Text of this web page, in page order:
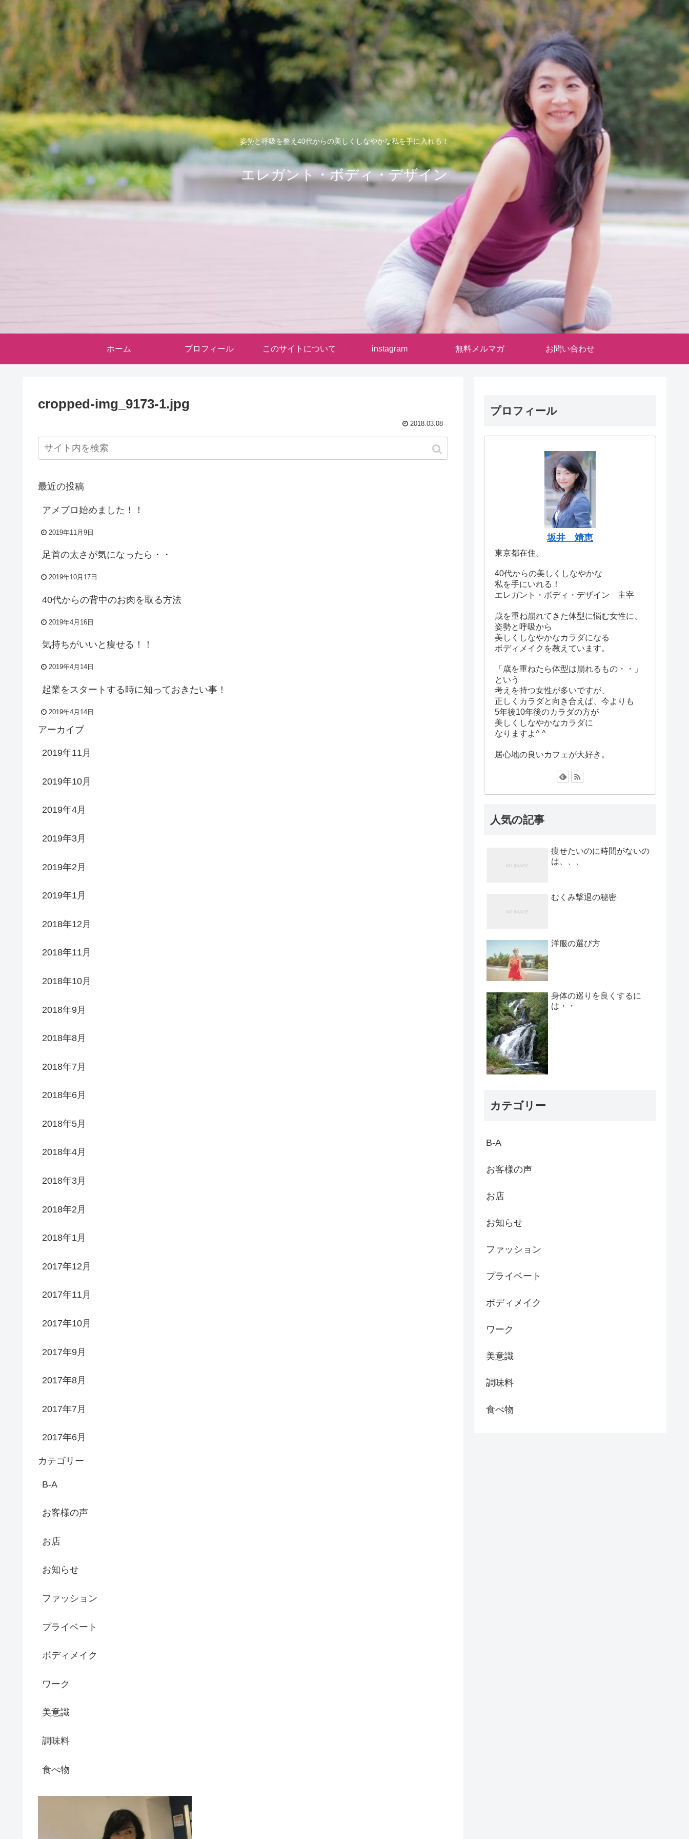
姿勢と呼吸を整え40代からの美しくしなやかな私を手に入れる！
エレガント・ボディ・デザイン
ホーム プロフィール このサイトについて instagram 無料メルマガ お問い合わせ
cropped-img_9173-1.jpg
2018.03.08
最近の投稿
アメブロ始めました！！
2019年11月9日
足首の太さが気になったら・・
2019年10月17日
40代からの背中のお肉を取る方法
2019年4月16日
気持ちがいいと痩せる！！
2019年4月14日
起業をスタートする時に知っておきたい事！
2019年4月14日
アーカイブ
2019年11月
2019年10月
2019年4月
2019年3月
2019年2月
2019年1月
2018年12月
2018年11月
2018年10月
2018年9月
2018年8月
2018年7月
2018年6月
2018年5月
2018年4月
2018年3月
2018年2月
2018年1月
2017年12月
2017年11月
2017年10月
2017年9月
2017年8月
2017年7月
2017年6月
カテゴリー
B-A
お客様の声
お店
お知らせ
ファッション
プライベート
ボディメイク
ワーク
美意識
調味料
食べ物
プロフィール
坂井 靖恵
東京都在住。
40代からの美しくしなやかな
私を手にいれる！
エレガント・ボディ・デザイン 主宰
歳を重ね崩れてきた体型に悩む女性に、
姿勢と呼吸から
美しくしなやかなカラダになる
ボディメイクを教えています。
「歳を重ねたら体型は崩れるもの・・」
という
考えを持つ女性が多いですが、
正しくカラダと向き合えば、今よりも
5年後10年後のカラダの方が
美しくしなやかなカラダに
なりますよ^ ^
居心地の良いカフェが大好き。
人気の記事
痩せたいのに時間がないの
は、、、
むくみ撃退の秘密
洋服の選び方
身体の巡りを良くするに
は・・
カテゴリー
B-A
お客様の声
お店
お知らせ
ファッション
プライベート
ボディメイク
ワーク
美意識
調味料
食べ物